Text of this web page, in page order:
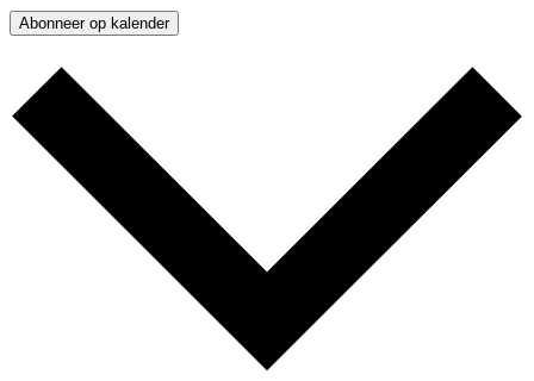
Abonneer op kalender